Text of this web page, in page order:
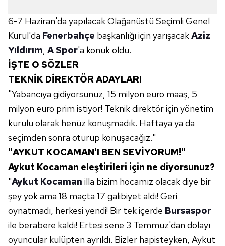
6-7 Haziran'da yapılacak Olağanüstü Seçimli Genel
Kurul'da Fenerbahçe başkanlığı için yarışacakAziz
Yıldırım, A Spor'a konuk oldu.
İŞTE O SÖZLER
TEKNİK DİREKTÖR ADAYLARI
"Yabancıya gidiyorsunuz, 15 milyon euro maaş, 5
milyon euro prim istiyor! Teknik direktör için yönetim
kurulu olarak henüz konuşmadık. Haftaya ya da
seçimden sonra oturup konuşacağız."
"AYKUT KOCAMAN'I BEN SEVİYORUM!"
Aykut Kocaman eleştirileri için ne diyorsunuz?
"Aykut Kocaman illa bizim hocamız olacak diye bir
şey yok ama 18 maçta 17 galibiyet aldı! Geri
oynatmadı, herkesi yendi! Bir tek içerde Bursaspor
ile berabere kaldı! Ertesi sene 3 Temmuz'dan dolayı
oyuncular kulüpten ayrıldı. Bizler hapisteyken, Aykut